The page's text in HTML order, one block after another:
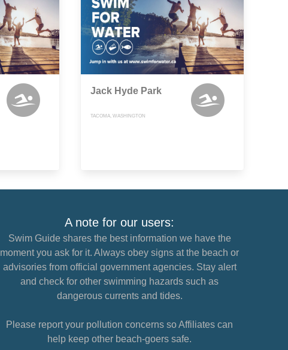
Jack Hyde Park
TACOMA, WASHINGTON
A note for our users:
Swim Guide shares the best information we have the
moment you ask for it. Always obey signs at the beach or
advisories from official government agencies. Stay alert
and check for other swimming hazards such as
dangerous currents and tides.
Please report your pollution concerns so Affiliates can
help keep other beach-goers safe.